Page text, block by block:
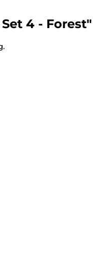
4 - Forest"